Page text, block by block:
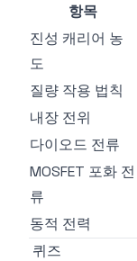
항목
진성 캐리어 농
도
질량 작용 법칙
내장 전위
다이오드 전류
MOSFET 포화 전
류
동적 전력
퀴즈